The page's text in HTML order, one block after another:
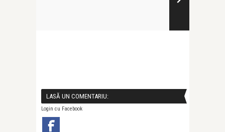
LASĂ UN COMENTARIU:
Login cu Facebook